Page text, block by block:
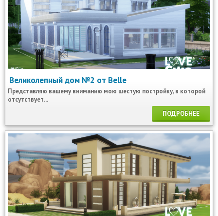
Великолепный дом №2 от Belle
Представляю вашему вниманию мою шестую постройку, в которой
отсутствует...
ПОДРОБНЕЕ